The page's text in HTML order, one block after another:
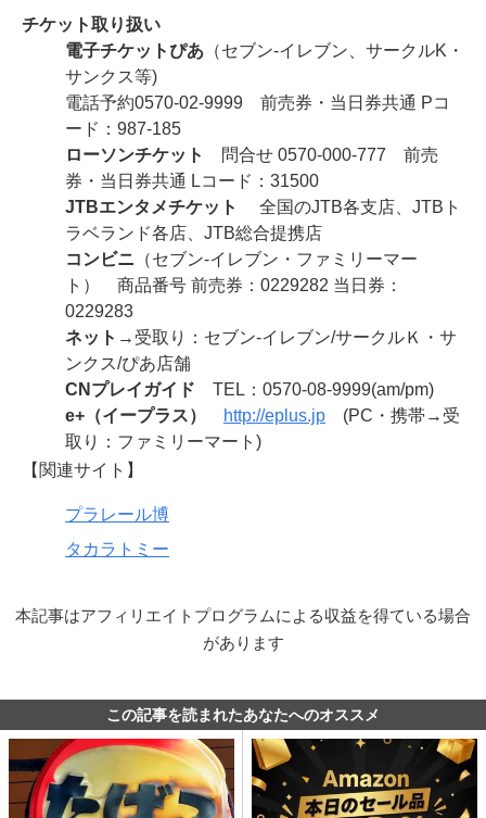
チケット取り扱い
電子チケットぴあ （セブン‐イレブン、サークルK・
サンクス等)
電話予約0570-02-9999 前売券・当日券共通 Pコ
ード：987-185
ローソンチケット
問合せ 0570-000-777 前売
券・当日券共通 Lコード：31500
JTBエンタメチケット
全国のJTB各支店、JTBト
ラベランド各店、JTB総合提携店
コンビニ （セブン-イレブン・ファミリーマー
ト） 商品番号 前売券：0229282 当日券：
0229283
ネット →受取り：セブン-イレブン/サークルＫ・サ
ンクス/ぴあ店舗
CNプレイガイド TEL：0570-08-9999(am/pm)
e+（イープラス）
http://eplus.jp (PC・携帯→受
取り：ファミリーマート)
【関連サイト】
プラレール博
タカラトミー
本記事はアフィリエイトプログラムによる収益を得ている場合
があります
この記事を読まれたあなたへのオススメ